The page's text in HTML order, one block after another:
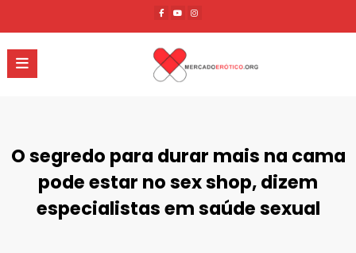
o
conteúdo
O segredo para durar mais na cama
pode estar no sex shop, dizem
especialistas em saúde sexual